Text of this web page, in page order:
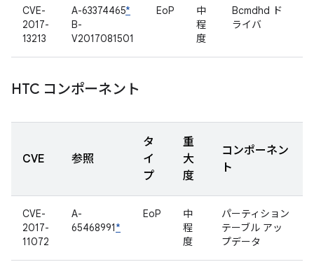
CVE-
2017-
13213
A-63374465*
B-
V2017081501
EoP
中
程
度
Bcmdhd ド
ライバ
HTC コンポーネント
CVE 参照
タ
イ
プ
重
大
度
コンポーネン
ト
CVE-
2017-
11072
A-
65468991*
EoP
中
程
度
パーティション
テーブル アッ
プデータ